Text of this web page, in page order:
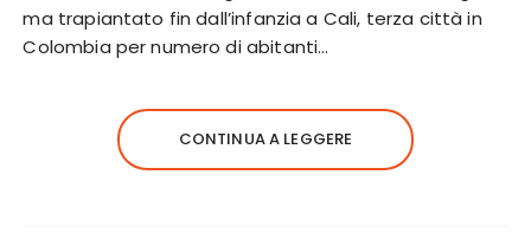
ma trapiantato fin dall’infanzia a Cali, terza città in
Colombia per numero di abitanti…
CONTINUA A LEGGERE